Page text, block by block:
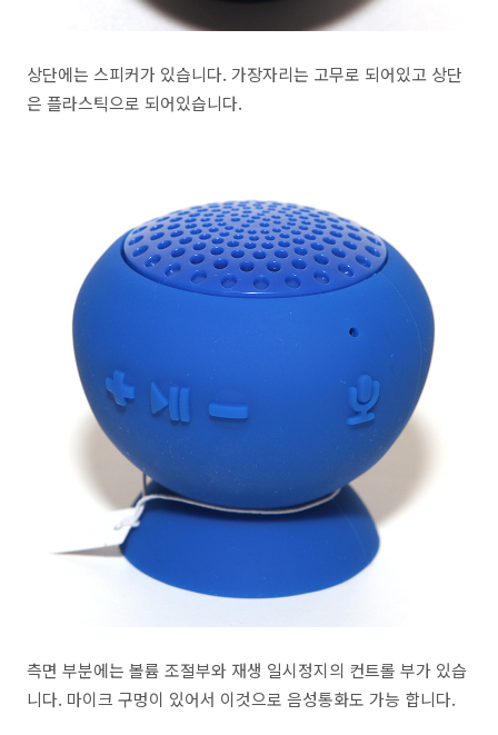
상단에는 스피커가 있습니다. 가장자리는 고무로 되어있고 상단
은 플라스틱으로 되어있습니다.
측면 부분에는 볼륨 조절부와 재생 일시정지의 컨트롤 부가 있습
니다. 마이크 구멍이 있어서 이것으로 음성통화도 가능 합니다.